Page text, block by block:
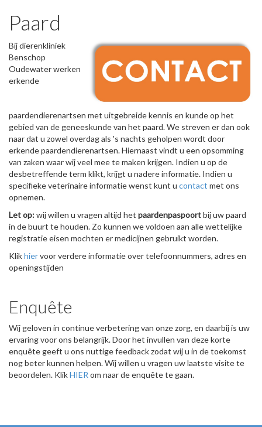
Paard
Bij dierenkliniek
Benschop
Oudewater werken
erkende
paardendierenartsen met uitgebreide kennis en kunde op het
gebied van de geneeskunde van het paard. We streven er dan ook
naar dat u zowel overdag als 's nachts geholpen wordt door
erkende paardendierenartsen. Hiernaast vindt u een opsomming
van zaken waar wij veel mee te maken krijgen. Indien u op de
desbetreffende term klikt, krijgt u nadere informatie. Indien u
specifieke veterinaire informatie wenst kunt u contact met ons
opnemen.
Let op:wij willen u vragen altijd het paardenpaspoortbij uw paard
in de buurt te houden. Zo kunnen we voldoen aan alle wettelijke
registratie eisen mochten er medicijnen gebruikt worden.
Klikhiervoor verdere informatie over telefoonnummers, adres en
openingstijden
Enquête
Wij geloven in continue verbetering van onze zorg, en daarbij is uw
ervaring voor ons belangrijk. Door het invullen van deze korte
enquête geeft u ons nuttige feedback zodat wij u in de toekomst
nog beter kunnen helpen. Wij willen u vragen uw laatste visite te
beoordelen. KlikHIER om naar de enquête te gaan.